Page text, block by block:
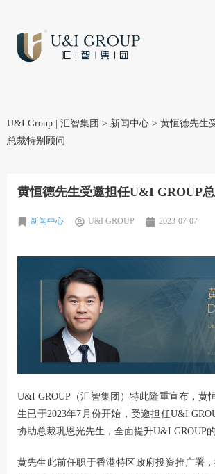
U&I Group | 汇智集团 > 新闻中心 > 黄恒德先生
总裁特别顾问
黄恒德先生受邀担任U&I GROUP
新闻中心 U&I GROUP 2023-07-07
U&I GROUP（汇智集团）特此隆重宣布，黄
生已于2023年7月份开始，受邀担任U&I
协助总裁巩恩光先生，全面提升U&I GROUP
黄先生此前任职于香港特区政府投资推广署